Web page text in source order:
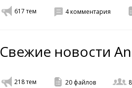
617тем 4комментария
Свежие новости
218тем 20 файлов